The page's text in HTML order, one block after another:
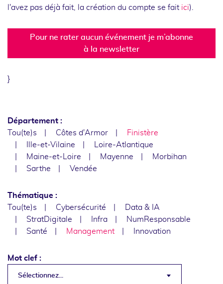
l'avez pas déjà fait, la création du compte se fait ici).
Pour ne rater aucun événement je m’abonne
à la newsletter
}
Département :
Tou(te)s
Côtes d'Armor
Finistère
Ille-et-Vilaine
Loire-Atlantique
Maine-et-Loire
Mayenne
Morbihan
Sarthe
Vendée
Thématique :
Tou(te)s
Cybersécurité
Data & IA
StratDigitale
Infra
NumResponsable
Santé
Management Innovation
Mot clef :
Sélectionnez...